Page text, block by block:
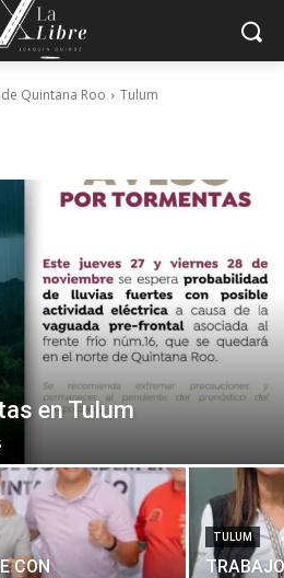
Quintana Roo Tulum
en Tulum
CON
TULUM